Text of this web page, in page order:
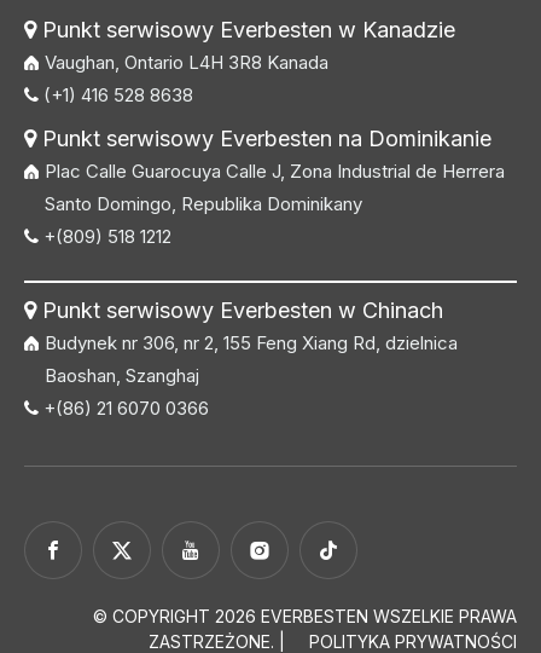
Punkt serwisowy Everbesten w Kanadzie
Vaughan, Ontario L4H 3R8 Kanada
 (+1) 416 528 8638
Punkt serwisowy Everbesten na Dominikanie
Plac Calle Guarocuya Calle J, Zona Industrial de Herrera
Santo Domingo, Republika Dominikany
 +(809) 518 1212
Punkt serwisowy Everbesten w Chinach
Budynek nr 306, nr 2, 155 Feng Xiang Rd, dzielnica
Baoshan, Szanghaj
 +(86) 21 6070 0366
© COPYRIGHT 2026 EVERBESTEN WSZELKIE PRAWA
ZASTRZEŻONE. |
POLITYKA PRYWATNOŚCI